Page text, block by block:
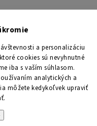
a personalizáciu
cookies sú nevyhnutné
iba s vaším súhlasom.
analytických a
môžete kedykoľvek upraviť